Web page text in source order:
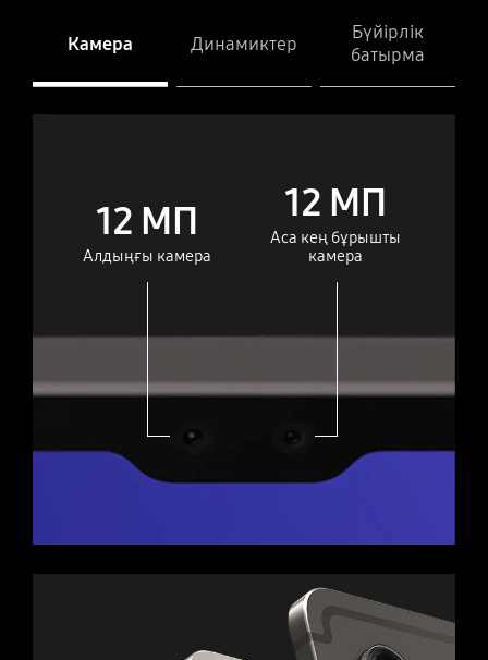
Камера Динамиктер
Бүйірлік
батырма
12 МП
Алдыңғы камера
12 МП
Аса кең бұрышты
камера